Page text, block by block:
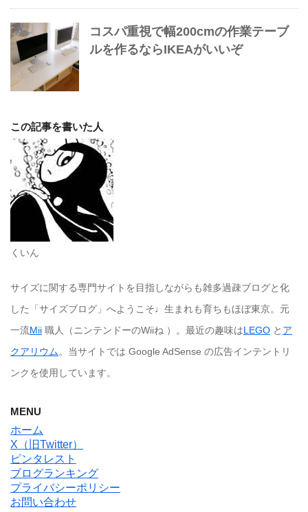
コスパ重視で幅200cmの作業テーブ
ルを作るならIKEAがいいぞ
この記事を書いた人
くいん
サイズに関する専門サイトを目指しながらも雑多過疎ブログと化
した「サイズブログ」へようこそ♩生まれも育ちもほぼ東京。元
一流Mii 職人（ニンテンドーのWiiね ）。最近の趣味はLEGO と ア
クアリウム。当サイトでは Google AdSense の広告インテントリ
ンクを使用しています。
MENU
ホーム
X（旧Twitter）
ピンタレスト
ブログランキング
プライバシーポリシー
お問い合わせ